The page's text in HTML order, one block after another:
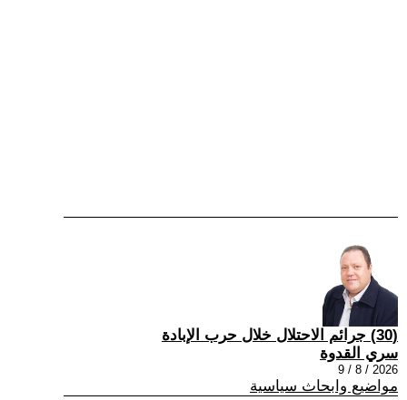
(30) جرائم الاحتلال خلال حرب الإبادة
سري القدوة
2026 / 8 / 9
مواضيع وابحاث سياسية